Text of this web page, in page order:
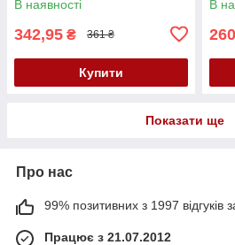
В наявності
342,95 ₴ 361 ₴
Купити
В
Показати ще
Про нас
99% позитивних з 1997 відгуків
Працює з 21.07.2012